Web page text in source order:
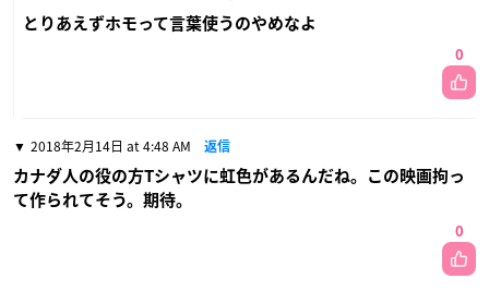
とりあえずホモって言葉使うのやめなよ
0
2018年2月14日 at 4:48 AM 返信
カナダ人の役の方Tシャツに虹色があるんだね。この映画拘っ
て作られてそう。期待。
0